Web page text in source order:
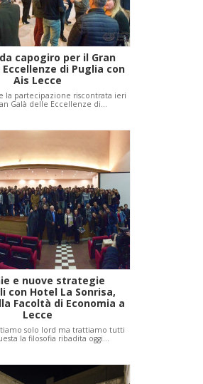
capogiro per il Gran
Eccellenze di Puglia con
Ais Lecce
la partecipazione riscontrata ieri
Galà delle Eccellenze di…
e nuove strategie
con Hotel La Sonrisa,
Facoltà di Economia a
Lecce
solo lord ma trattiamo tutti
la filosofia ribadita oggi…